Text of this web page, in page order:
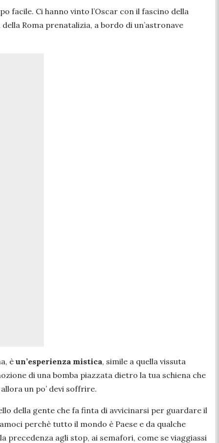
facile. Ci hanno vinto l’Oscar con il fascino della
Roma prenatalizia, a bordo di un’astronave
è un’esperienza mistica, simile a quella vissuta
di una bomba piazzata dietro la tua schiena che
un po’ devi soffrire.
della gente che fa finta di avvicinarsi per guardare il
perchè tutto il mondo è Paese e da qualche
agli stop, ai semafori, come se viaggiassi